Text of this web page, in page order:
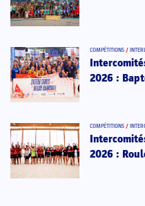
COMPÉTITIONS /
2026 :
COMPÉTITIONS /
2026 :